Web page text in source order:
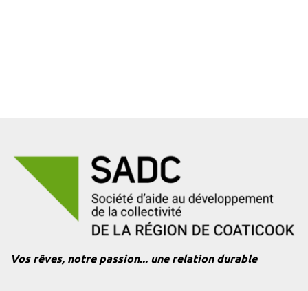
Vos rêves, notre passion... une relation durable